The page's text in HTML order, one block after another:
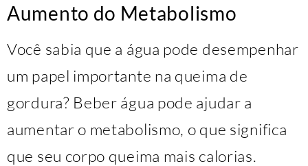
Aumento do Metabolismo
Você sabia que a água pode desempenhar
um papel importante na queima de
gordura? Beber água pode ajudar a
aumentar o metabolismo, o que significa
que seu corpo queima mais calorias.